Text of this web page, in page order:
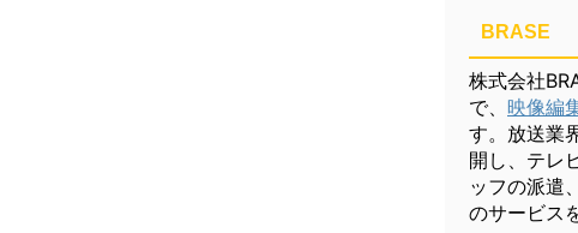
BRASE
株式会社
で、 映像編
す。放送業
開し、テレ
ッフの派遣
のサービス